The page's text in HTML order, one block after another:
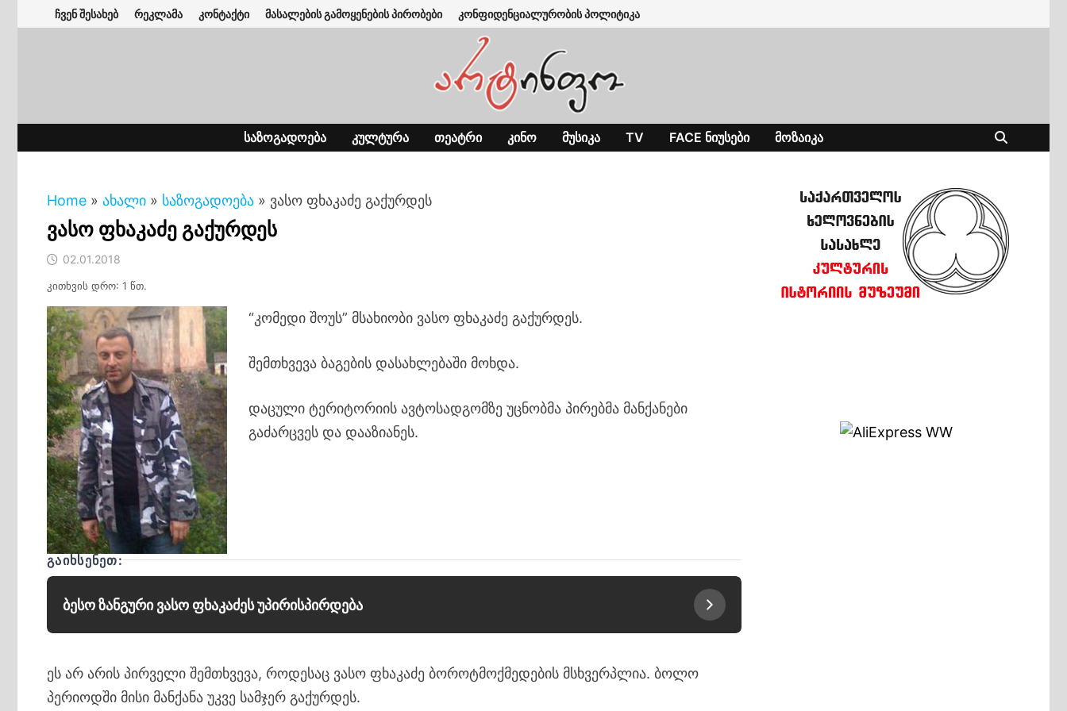
to
ჩვენ შესახებ რეკლამა კონტაქტი მასალების გამოყენების პირობები კონფიდენციალურობის პოლიტიკა
ᲡᲐᲖᲝᲒᲐᲓᲝᲔᲑᲐ ᲙᲣᲚᲢᲣᲠᲐ ᲗᲔᲐᲢᲠᲘ ᲙᲘᲜᲝ ᲛᲣᲡᲘᲙᲐ TV FACE ᲜᲘᲣᲡᲔᲑᲘ ᲛᲝᲖᲐᲘᲙᲐ
Home » ახალი » საზოგადოება » ვასო ფხაკაძე გაქურდეს
ვასო ფხაკაძე გაქურდეს
02.01.2018
კითხვის დრო: 1 წთ.
“კომედი შოუს” მსახიობი ვასო ფხაკაძე გაქურდეს.
შემთხვევა ბაგების დასახლებაში მოხდა.
დაცული ტერიტორიის ავტოსადგომზე უცნობმა პირებმა მანქანები
გაძარცვეს და დააზიანეს.
ᲒᲐᲘᲮᲡᲔᲜᲔᲗ:
ბესო ზანგური ვასო ფხაკაძეს უპირისპირდება
ეს არ არის პირველი შემთხვევა, როდესაც ვასო ფხაკაძე ბოროტმოქმედების მსხვერპლია. ბოლო
პერიოდში მისი მანქანა უკვე სამჯერ გაქურდეს.